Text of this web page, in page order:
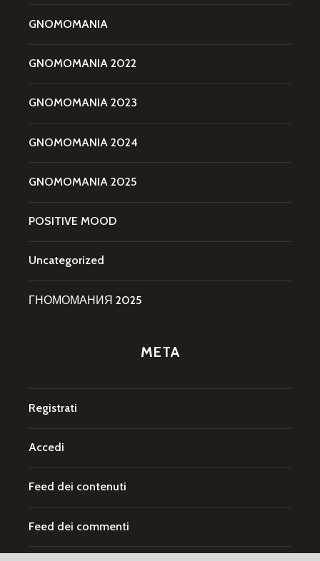
GNOMOMANIA
GNOMOMANIA 2022
GNOMOMANIA 2023
GNOMOMANIA 2024
GNOMOMANIA 2025
POSITIVE MOOD
Uncategorized
ГНОМОМАНИЯ 2025
META
Registrati
Accedi
Feed dei contenuti
Feed dei commenti